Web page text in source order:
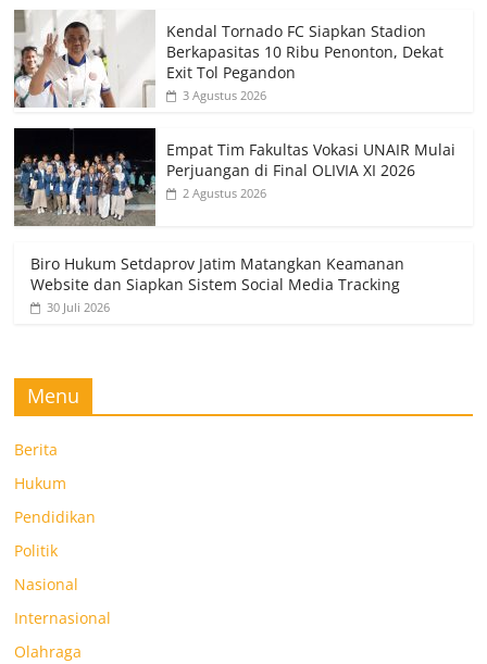
Kendal Tornado FC Siapkan Stadion
Berkapasitas 10 Ribu Penonton, Dekat
Exit Tol Pegandon
3 Agustus 2026
Empat Tim Fakultas Vokasi UNAIR Mulai
Perjuangan di Final OLIVIA XI 2026
2 Agustus 2026
Biro Hukum Setdaprov Jatim Matangkan Keamanan
Website dan Siapkan Sistem Social Media Tracking
30 Juli 2026
Menu
Berita
Hukum
Pendidikan
Politik
Nasional
Internasional
Olahraga